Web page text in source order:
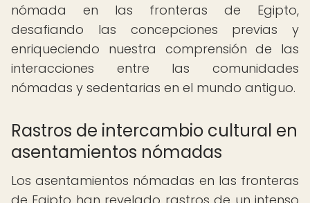
nómada en las fronteras de Egipto,
desafiando las concepciones previas y
enriqueciendo nuestra comprensión de las
interacciones entre las comunidades
nómadas y sedentarias en el mundo antiguo.
Rastros de intercambio cultural en
asentamientos nómadas
Los asentamientos nómadas en las fronteras